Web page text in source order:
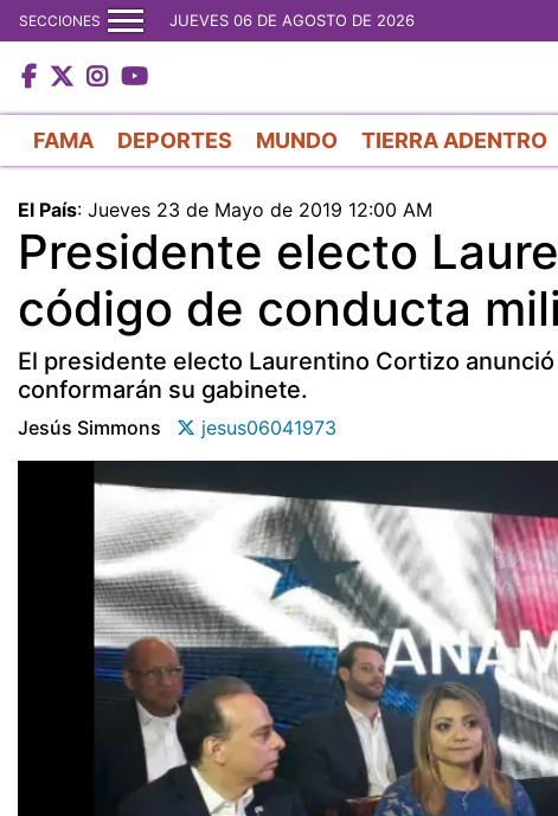
SECCIONES JUEVES 06 DE AGOSTO DE 2026
FAMA DEPORTES MUNDO TIERRA ADENTRO
El País: Jueves 23 de Mayo de 2019 12:00 AM
Presidente electo
código de conducta
El presidente electo Laurentino Cortizo
conformarán su gabinete.
Jesús Simmons jesus06041973